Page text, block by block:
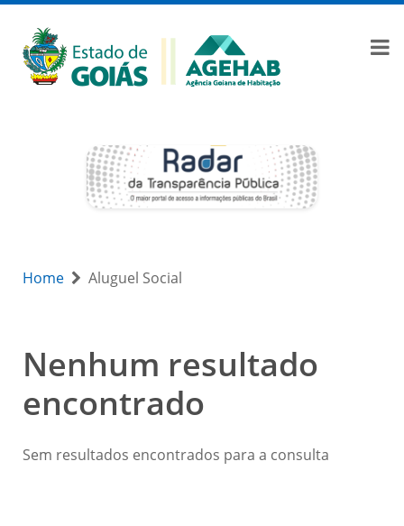
Home Aluguel Social
Nenhum resultado
encontrado
Sem resultados encontrados para a consulta